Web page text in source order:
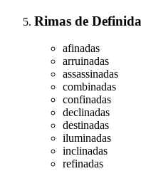
Rimas de
afinadas
arruinadas
assassinadas
combinadas
confinadas
declinadas
destinadas
iluminadas
inclinadas
refinadas